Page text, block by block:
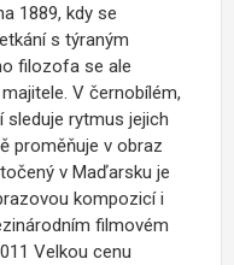
1889, kdy se
s týraným
filozofa se ale
V černobílém,
sleduje rytmus jejich
proměňuje v obraz
v Maďarsku je
kompozicí i
filmovém
Velkou cenu